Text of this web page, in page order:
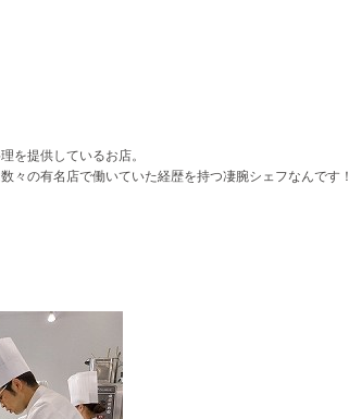
を提供しているお店。
々の有名店で働いていた経歴を持つ凄腕シェフなんです！